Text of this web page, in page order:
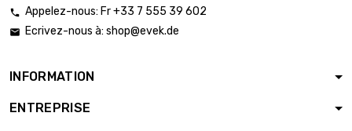
 Appelez-nous: Fr +33 7 555 39 602
 Ecrivez-nous à: shop@evek.de
INFORMATION
ENTREPRISE